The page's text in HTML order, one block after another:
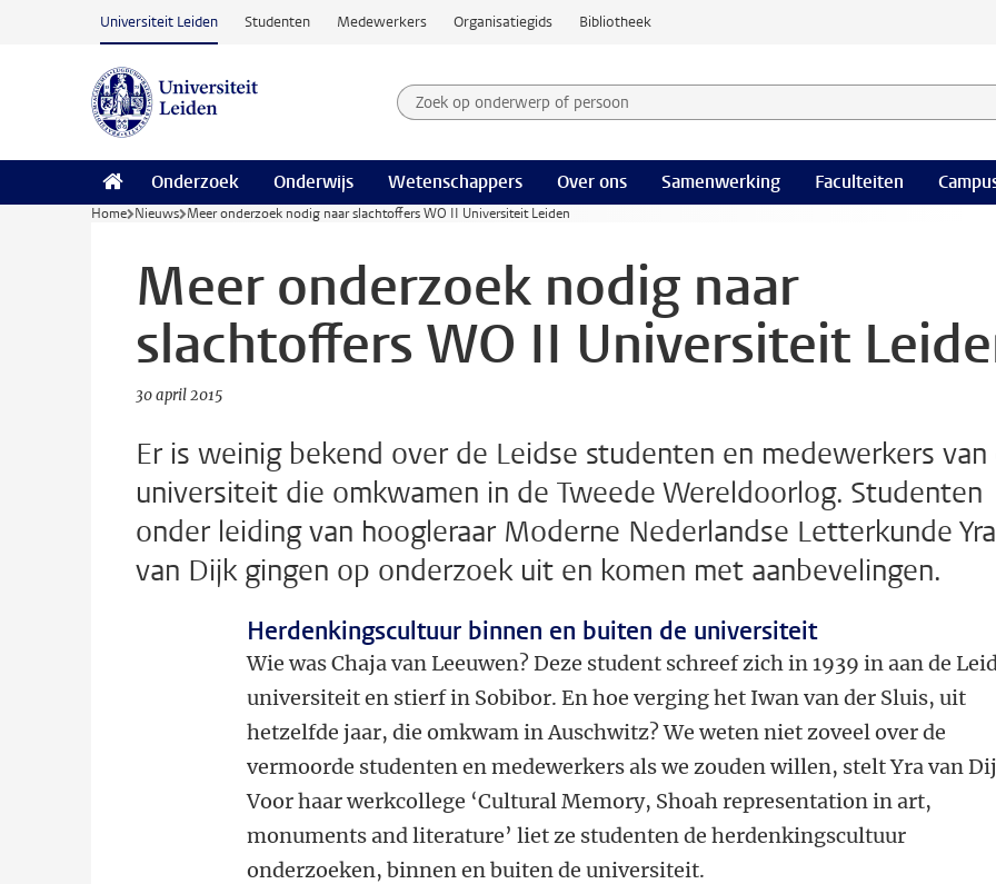
Ga naar hoofdinhoud
Universiteit Leiden Studenten Medewerkers Organisatiegids Bibliotheek
Zoek op onderwerp of persoon en selecteer categorie
Zoekterm
Onderzoek Onderwijs Wetenschappers Over ons Samenwerking Faculteiten
Home Nieuws Meer onderzoek nodig naar slachtoffers WO II Universiteit Leiden
Meer onderzoek nodig naar
slachtoffers WO II Universiteit
30 april 2015
Er is weinig bekend over de Leidse studenten en medewerkers van
universiteit die omkwamen in de Tweede Wereldoorlog. Studenten
onder leiding van hoogleraar Moderne Nederlandse Letterkunde Yra
van Dijk gingen op onderzoek uit en komen met aanbevelingen.
Herdenkingscultuur binnen en buiten de universiteit
Wie was Chaja van Leeuwen? Deze student schreef zich in 1939 in aan de
universiteit en stierf in Sobibor. En hoe verging het Iwan van der Sluis, uit
hetzelfde jaar, die omkwam in Auschwitz? We weten niet zoveel over de
vermoorde studenten en medewerkers als we zouden willen, stelt Yra van
Voor haar werkcollege ‘Cultural Memory, Shoah representation in art,
monuments and literature’ liet ze studenten de herdenkingscultuur
onderzoeken, binnen en buiten de universiteit.